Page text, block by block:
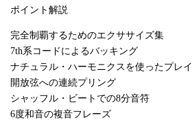
ポイント解説
完全制覇するためのエクササイズ集
7th系コードによるバッキング
ナチュラル・ハーモニクスを使ったプレイ
開放弦への連続プリング
シャッフル・ビートでの8分音符
6度和音の複音フレーズ